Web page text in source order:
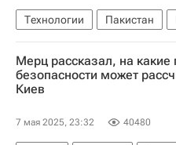
Технологии Пакистан
Исламабад
Операция
Мерц рассказал, на какие
безопасности может
Киев
7 мая 2025, 23:32 40480